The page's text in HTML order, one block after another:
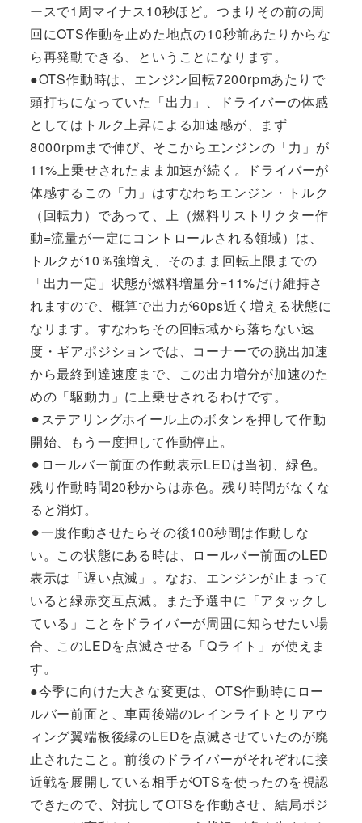
ースで1周マイナス10秒ほど。つまりその前の周
回にOTS作動を止めた地点の10秒前あたりからな
ら再発動できる、ということになります。
●OTS作動時は、エンジン回転7200rpmあたりで
頭打ちになっていた「出力」、ドライバーの体感
としてはトルク上昇による加速感が、まず
8000rpmまで伸び、そこからエンジンの「力」が
11%上乗せされたまま加速が続く。ドライバーが
体感するこの「力」はすなわちエンジン・トルク
（回転力）であって、上（燃料リストリクター作
動=流量が一定にコントロールされる領域）は、
トルクが10％強増え、そのまま回転上限までの
「出力一定」状態が燃料増量分=11%だけ維持さ
れますので、概算で出力が60ps近く増える状態に
なリます。すなわちその回転域から落ちない速
度・ギアポジションでは、コーナーでの脱出加速
から最終到達速度まで、この出力増分が加速のた
めの「駆動力」に上乗せされるわけです。
⚫︎ステアリングホイール上のボタンを押して作動
開始、もう一度押して作動停止。
⚫︎ロールバー前面の作動表示LEDは当初、緑色。
残り作動時間20秒からは赤色。残り時間がなくな
ると消灯。
⚫︎一度作動させたらその後100秒間は作動しな
い。この状態にある時は、ロールバー前面のLED
表示は「遅い点滅」。なお、エンジンが止まって
いると緑赤交互点滅。また予選中に「アタックし
ている」ことをドライバーが周囲に知らせたい場
合、このLEDを点滅させる「Qライト」が使えま
す。
●今季に向けた大きな変更は、OTS作動時にロー
ルバー前面と、車両後端のレインライトとリアウ
ィング翼端板後縁のLEDを点滅させていたのが廃
止されたこと。前後のドライバーがそれぞれに接
近戦を展開している相手がOTSを使ったのを視認
できたので、対抗してOTSを作動させ、結局ポジ